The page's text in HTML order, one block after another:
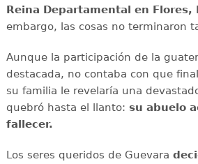
Reina Departamental en Flores,
embargo, las cosas no terminaron
Aunque la participación de la
destacada, no contaba con que
su familia le revelaría una
quebró hasta el llanto: su abuelo
fallecer.
Los seres queridos de Guevara